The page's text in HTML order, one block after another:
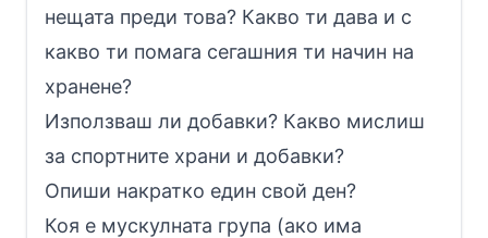
нещата преди това? Какво ти дава и с
какво ти помага сегашния ти начин на
хранене?
Използваш ли добавки? Какво мислиш
за спортните храни и добавки?
Опиши накратко един свой ден?
Коя е мускулната група (ако има